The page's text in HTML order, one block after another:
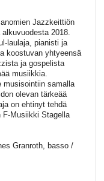
Jazzkeittiön
2018.
laulaja, pianisti ja
koostuvan yhtyeensä
ja gospelista
musiikkia.
musisointiin samalla
olevan tärkeää
on ehtinyt tehdä
F-Musiikki Stagella
Granroth, basso /